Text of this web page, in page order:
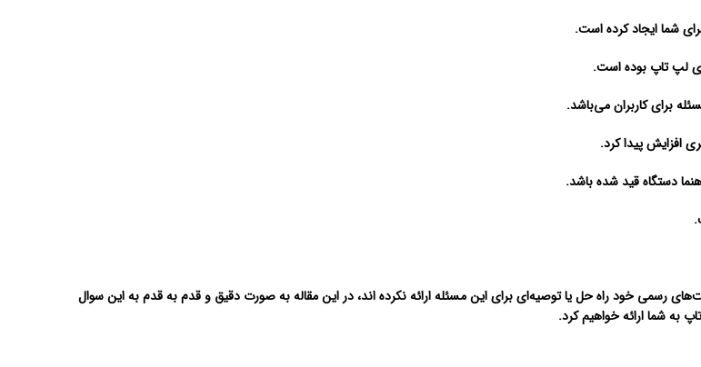
شما ایجاد کرده است.
لپ تاپ بوده است.
برای کاربران می‌باشد.
افزایش پیدا کرد.
دستگاه قید شده باشد.
رسمی خود راه حل یا توصیه‌ای برای این مسئله ارائه نکرده اند، در این مقاله به صورت دقیق و قدم به قدم به این سوال
به شما ارائه خواهیم کرد.